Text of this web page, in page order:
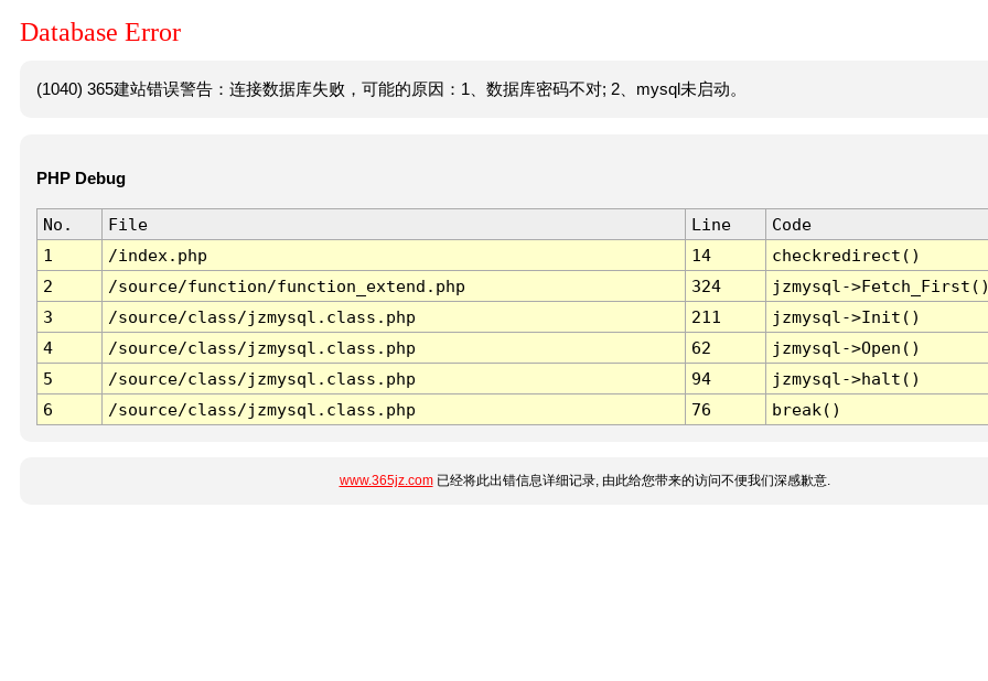
Database Error
(1040) 365建站错误警告：连接数据库失败，可能的原因：1、数据库密码不对; 2、mysql未启动。
PHP Debug
No. File Line
Code
1
/index.php 14
checkredirect()
2
/source/function/function_extend.php 324
jzmysql-
3
/source/class/jzmysql.class.php 211
jzmysql->Init()
4
/source/class/jzmysql.class.php 62
jzmysql->Open()
5
/source/class/jzmysql.class.php 94
jzmysql->halt()
6
/source/class/jzmysql.class.php 76 break()
www.365jz.com已经将此出错信息详细记录, 由此给您带来的访问不便我们深感歉意.